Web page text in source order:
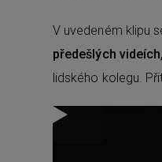
V uvedeném klipu
předešlých
lidského kolegu.